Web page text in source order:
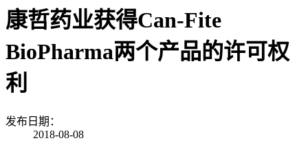
康哲药业获得Can-Fite
BioPharma两个产品的许可权
利
发布日期：
2018-08-08